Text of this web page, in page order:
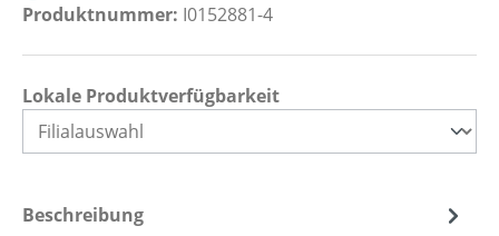
Produktnummer: I0152881-4
Lokale Produktverfügbarkeit
Beschreibung